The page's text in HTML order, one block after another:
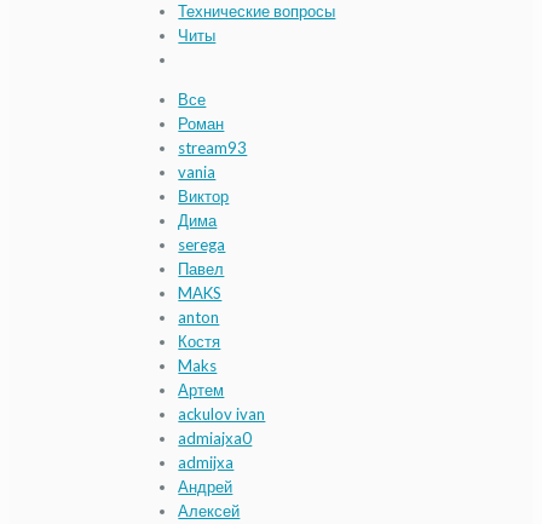
Технические вопросы
Читы
Все
Роман
stream93
vania
Виктор
Дима
serega
Павел
MAKS
anton
Костя
Maks
Артем
ackulov ivan
admiajxa0
admijxa
Андрей
Алексей